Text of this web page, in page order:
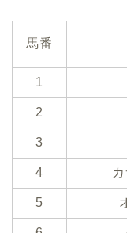
馬番
1
2
3
4
5